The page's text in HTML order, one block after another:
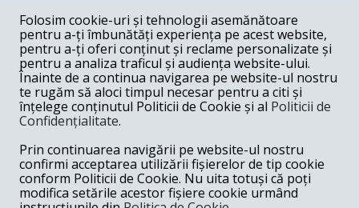
COMENTARII
Nume
Email
Folosim cookie-uri și tehnologii asemănătoare
pentru a-ți îmbunătăți experiența pe acest website,
pentru a-ți oferi conținut și reclame personalizate și
pentru a analiza traficul și audiența website-ului.
Înainte de a continua navigarea pe website-ul nostru
te rugăm să aloci timpul necesar pentru a citi și
înțelege conținutul Politicii de Cookie și al Politicii de
Confidențialitate.
Prin continuarea navigării pe website-ul nostru
confirmi acceptarea utilizării fișierelor de tip cookie
conform Politicii de Cookie. Nu uita totuși că poți
modifica setările acestor fișiere cookie urmând